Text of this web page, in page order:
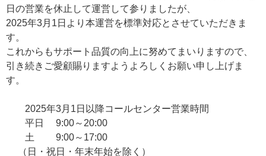
日の営業を休止して運営して参りましたが、
2025年3月1日より本運営を標準対応とさせていただきま
す。
これからもサポート品質の向上に努めてまいりますので、
引き続きご愛顧賜りますようよろしくお願い申し上げま
す。
2025年3月1日以降コールセンター営業時間
平日 9:00～20:00
土 9:00～17:00
（日・祝日・年末年始を除く）